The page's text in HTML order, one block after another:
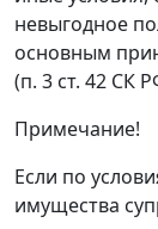
невыгодное
основным
(п. 3 ст. 42 СК
Примечание!
Если по
имущества